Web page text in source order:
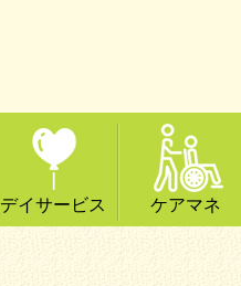
デイサービス ケアマネ